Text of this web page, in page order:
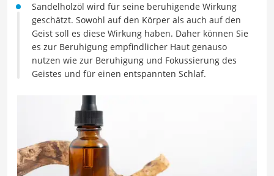
Sandelholzöl wird für seine beruhigende Wirkung
geschätzt. Sowohl auf den Körper als auch auf den
Geist soll es diese Wirkung haben. Daher können Sie
es zur Beruhigung empfindlicher Haut genauso
nutzen wie zur Beruhigung und Fokussierung des
Geistes und für einen entspannten Schlaf.